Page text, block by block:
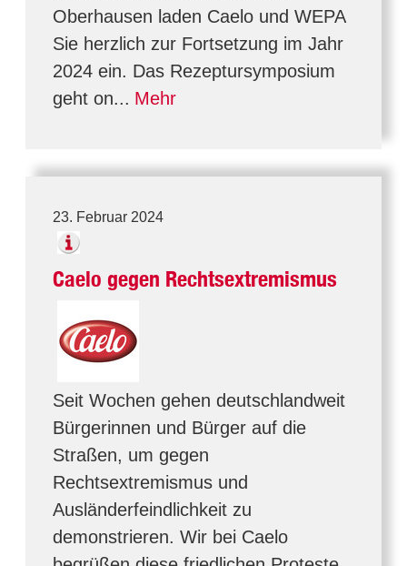
Oberhausen laden Caelo und WEPA
Sie herzlich zur Fortsetzung im Jahr
2024 ein. Das Rezeptursymposium
geht on... Mehr
23. Februar 2024
Caelo gegen Rechtsextremismus
Seit Wochen gehen deutschlandweit
Bürgerinnen und Bürger auf die
Straßen, um gegen
Rechtsextremismus und
Ausländerfeindlichkeit zu
demonstrieren. Wir bei Caelo